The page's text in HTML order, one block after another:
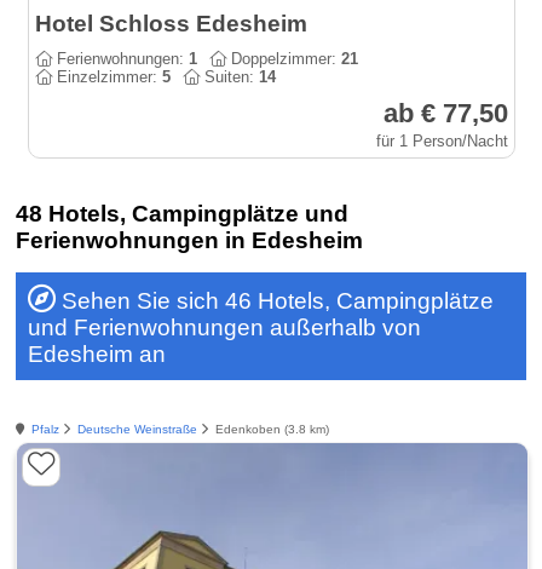
Hotel Schloss Edesheim
Ferienwohnungen:1 Doppelzimmer:21
Einzelzimmer:5 Suiten:14
ab € 77,50
für 1 Person/Nacht
48 Hotels, Campingplätze und
Ferienwohnungen in Edesheim
Sehen Sie sich 46 Hotels, Campingplätze
und Ferienwohnungen außerhalb von
Edesheim an
Pfalz Deutsche Weinstraße Edenkoben (3.8 km)